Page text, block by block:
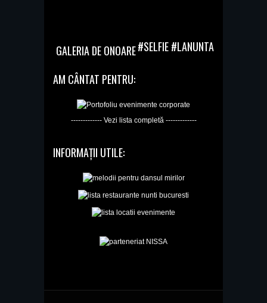
GALERIA DE ONOARE#SELFIE #LANUNTA
AM CÂNTAT PENTRU:
------------- Vezi lista completă -------------
INFORMAȚII UTILE: